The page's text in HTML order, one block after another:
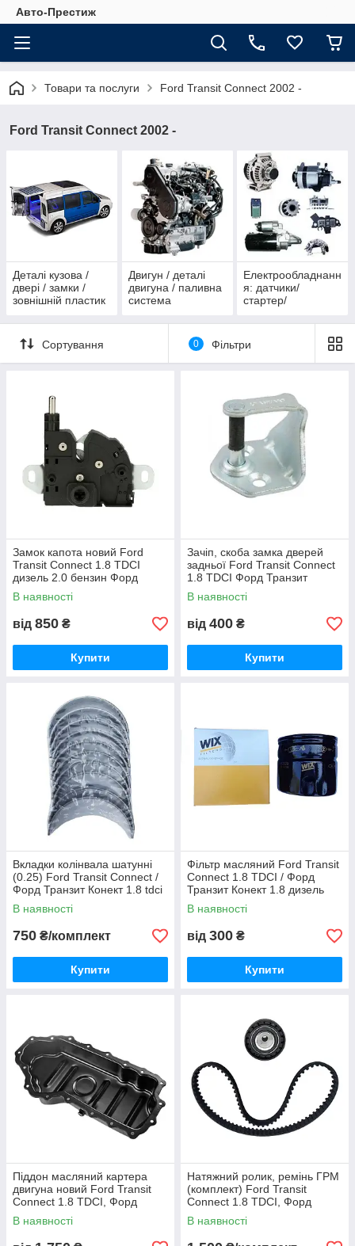
Авто-Престиж
Товари та послуги Ford Transit Connect 2002 -
Ford Transit Connect 2002 -
Деталі кузова /
двері / замки /
зовнішній пластик
Двигун / деталі
двигуна / паливна
система
Електрообладнанн
я: датчики/
стартер/
комплектуючі
Сортування
0 Фільтри
Замок капота новий Ford
Transit Connect 1.8 TDCI
дизель 2.0 бензин Форд
Транзит Коннект 2002-2013,
8T1A16700AA
В наявності
від 850 ₴
Купити
Зачіп, скоба замка дверей
задньої Ford Transit Connect
1.8 TDCI Форд Транзит
Коннект 2002-2013,
2T14V21982BD
В наявності
від 400 ₴
Купити
Вкладки колінвала шатунні
(0.25) Ford Transit Connect /
Форд Транзит Конект 1.8 tdci
/ 2002 —, 928M6211A2F
В наявності
750 ₴/комплект
Купити
Фільтр масляний Ford Transit
Connect 1.8 TDCI / Форд
Транзит Конект 1.8 дизель
2002-2012, 4M5Q6714BA
/1322152
В наявності
від 300 ₴
Купити
Піддон масляний картера
двигуна новий Ford Transit
Connect 1.8 TDCI, Форд
Транзит Конект дизель 2002-,
YS6Q6675AF
В наявності
Натяжний ролик, ремінь ГРМ
(комплект) Ford Transit
Connect 1.8 TDCI, Форд
Транзит Конект дизель 2002-
2013
В наявності